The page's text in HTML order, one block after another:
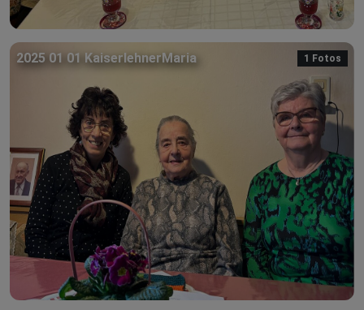
2025 01 01 KaiserlehnerMaria 1 Fotos